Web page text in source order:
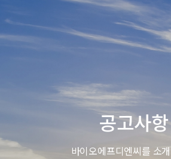
공고사항
바이오에프디엔씨를 소